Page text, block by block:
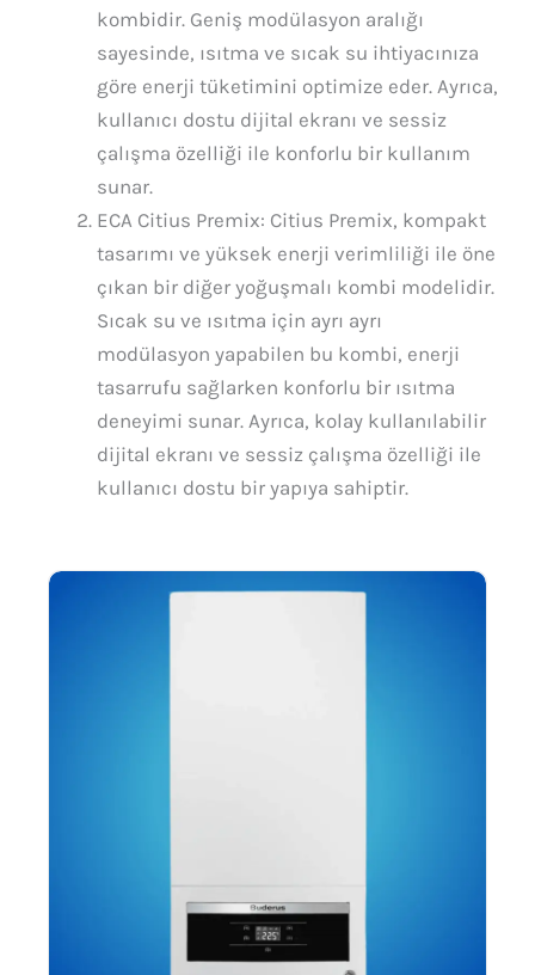
kombidir. Geniş modülasyon aralığı
sayesinde, ısıtma ve sıcak su ihtiyacınıza
göre enerji tüketimini optimize eder. Ayrıca,
kullanıcı dostu dijital ekranı ve sessiz
çalışma özelliği ile konforlu bir kullanım
sunar.
ECA Citius Premix: Citius Premix, kompakt
tasarımı ve yüksek enerji verimliliği ile öne
çıkan bir diğer yoğuşmalı kombi modelidir.
Sıcak su ve ısıtma için ayrı ayrı
modülasyon yapabilen bu kombi, enerji
tasarrufu sağlarken konforlu bir ısıtma
deneyimi sunar. Ayrıca, kolay kullanılabilir
dijital ekranı ve sessiz çalışma özelliği ile
kullanıcı dostu bir yapıya sahiptir.